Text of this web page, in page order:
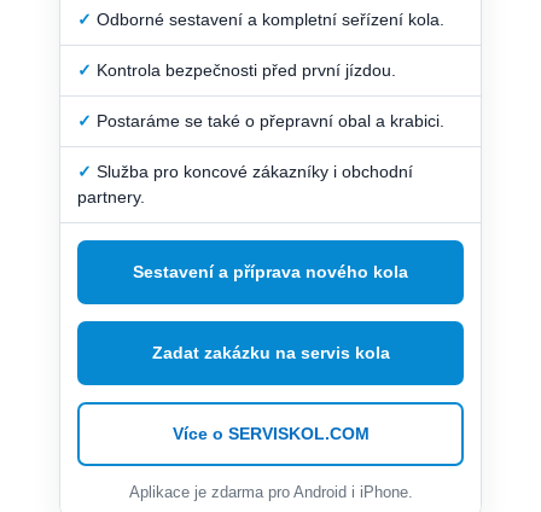
✓ Odborné sestavení a kompletní seřízení kola.
✓ Kontrola bezpečnosti před první jízdou.
✓ Postaráme se také o přepravní obal a krabici.
✓ Služba pro koncové zákazníky i obchodní
partnery.
Sestavení a příprava nového kola
Zadat zakázku na servis kola
Více o SERVISKOL.COM
Aplikace je zdarma pro Android i iPhone.